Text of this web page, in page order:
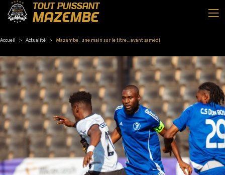
TOUT PUISSANT
MAZEMBE
Accueil Actualité Mazembe : une main sur le titre... avant samedi